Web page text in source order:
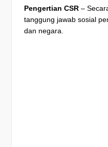
Pengertian CSR–
tanggung jawab sosial
dan negara.